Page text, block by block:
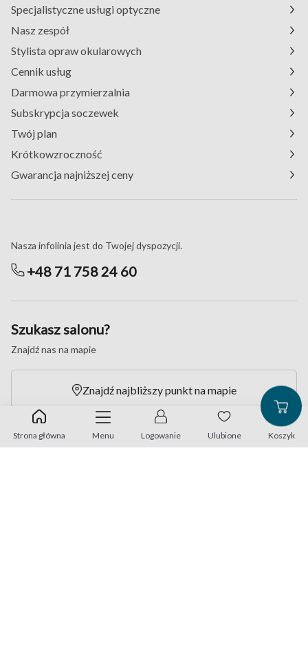
Specjalistyczne usługi optyczne
Nasz zespół
Stylista opraw okularowych
Cennik usług
Darmowa przymierzalnia
Subskrypcja soczewek
Twój plan
Krótkowzroczność
Gwarancja najniższej ceny
Nasza infolinia jest do Twojej dyspozycji.
+48 71 758 24 60
Szukasz salonu?
Znajdź nas na mapie
Znajdź najbliższy punkt na mapie
Strona główna Menu Logowanie Ulubione Koszyk